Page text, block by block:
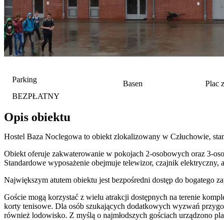
Parking
BEZPŁATNY
Basen Plac
Opis obiektu
Hostel Baza Noclegowa to obiekt zlokalizowany w Człuchowie,
Obiekt oferuje zakwaterowanie w pokojach 2-osobowych oraz 3-
Standardowe wyposażenie obejmuje telewizor, czajnik elektryczny,
Największym atutem obiektu jest bezpośredni dostęp do bogatego
Goście mogą korzystać z wielu atrakcji dostępnych na terenie
korty tenisowe. Dla osób szukających dodatkowych wyzwań
również lodowisko. Z myślą o najmłodszych gościach urządzono